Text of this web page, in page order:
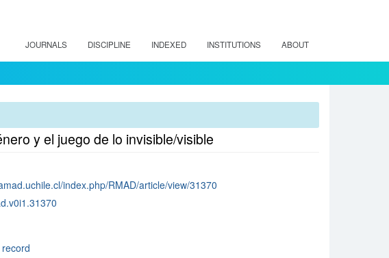
JOURNALS DISCIPLINE INDEXED INSTITUTIONS ABOUT
y el juego de lo invisible/visible
index.php/RMAD/article/view/31370